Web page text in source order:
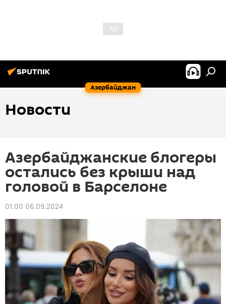
Азербайджан
Новости
Азербайджанские блогеры
остались без крыши над
головой в Барселоне
01:00 06.09.2024